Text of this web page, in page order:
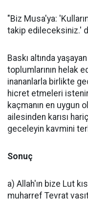
"Biz Musa'ya:
takip edileceksiniz.'
Baskı altında
toplumlarının helak
inananlarla birlikte
hicret etmeleri
kaçmanın en uygun
ailesinden karısı
geceleyin kavmini
Sonuç
a) Allah'ın bize Lut
muharref Tevrat